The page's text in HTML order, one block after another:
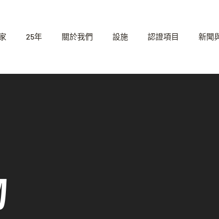
25年 關於我們 設施 認證項目 新聞